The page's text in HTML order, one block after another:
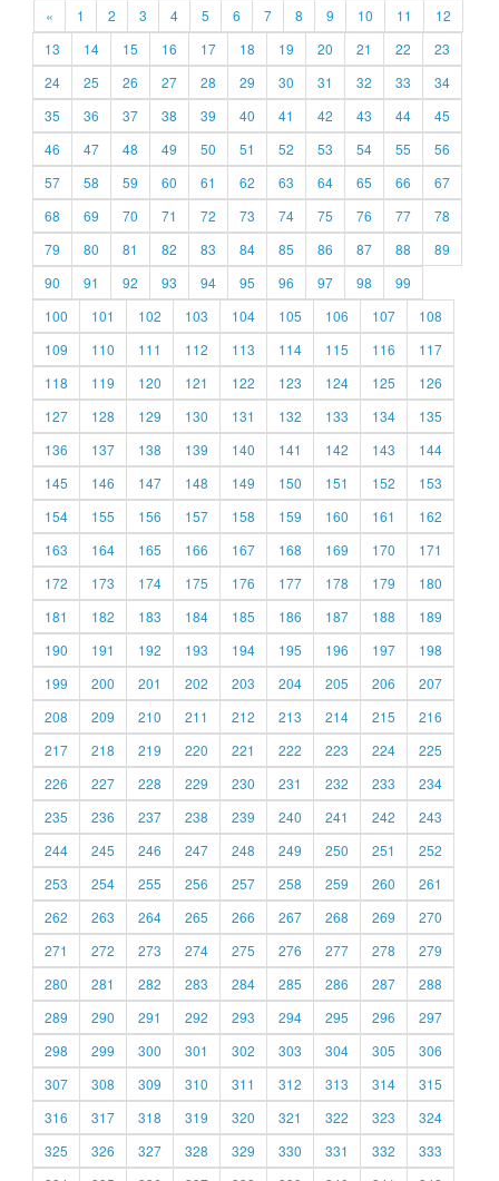
« 1 2 3 4 5 6 7 8 9 10 11
12
13
14 15 16 17 18 19 20 21 22
23
24
25 26 27 28 29 30 31 32 33
34
35
36 37 38 39 40 41 42 43 44
45
46
47 48 49 50 51 52 53 54 55
56
57
58 59 60 61 62 63 64 65 66
67
68
69 70 71 72 73 74 75 76 77
78
79
80 81 82 83 84 85 86 87 88
89
90
91 92 93 94 95 96 97 98
99
100
101 102 103 104 105 106 107
108
109
110 111 112 113 114 115 116
117
118
119 120 121 122 123 124 125
126
127
128 129 130 131 132 133 134
135
136
137 138 139 140 141 142 143
144
145
146 147 148 149 150 151 152
153
154
155 156 157 158 159 160 161
162
163
164 165 166 167 168 169 170
171
172
173 174 175 176 177 178 179
180
181
182 183 184 185 186 187 188
189
190
191 192 193 194 195 196 197
198
199
200 201 202 203 204 205 206
207
208
209 210 211 212 213 214 215
216
217
218 219 220 221 222 223 224
225
226
227 228 229 230 231 232 233
234
235
236 237 238 239 240 241 242
243
244
245 246 247 248 249 250 251
252
253
254 255 256 257 258 259 260
261
262
263 264 265 266 267 268 269
270
271
272 273 274 275 276 277 278
279
280
281 282 283 284 285 286 287
288
289
290 291 292 293 294 295 296
297
298
299 300 301 302 303 304 305
306
307
308 309 310 311 312 313 314
315
316
317 318 319 320 321 322 323
324
325
326 327 328 329 330 331 332
333